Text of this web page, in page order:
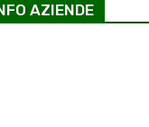
AZIENDE